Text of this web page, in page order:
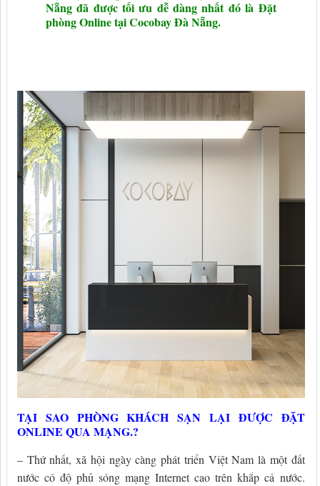
Nẵng đã được tối ưu dễ dàng nhất đó là Đặt
phòng Online tại Cocobay Đà Nẵng.
TẠI SAO PHÒNG KHÁCH SẠN LẠI ĐƯỢC ĐẶT
ONLINE QUA MẠNG.?
– Thứ nhất, xã hội ngày càng phát triển Việt Nam là một đất
nước có độ phủ sóng mạng Internet cao trên khắp cả nước.